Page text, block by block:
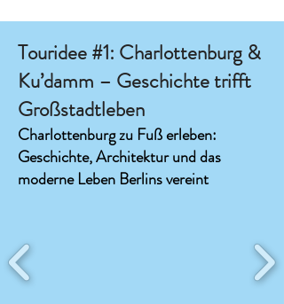
Touridee #1: Charlottenburg &
Ku’damm – Geschichte trifft
Großstadtleben
Charlottenburg zu Fuß erleben:
Geschichte, Architektur und das
moderne Leben Berlins vereint